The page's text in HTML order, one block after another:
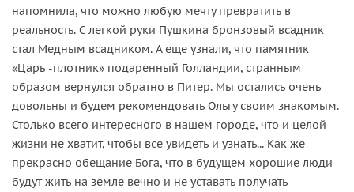
напомнила, что можно любую мечту превратить в
реальность. С легкой руки Пушкина бронзовый всадник
стал Медным всадником. А еще узнали, что памятник
«Царь -плотник» подаренный Голландии, странным
образом вернулся обратно в Питер. Мы остались очень
довольны и будем рекомендовать Ольгу своим знакомым.
Столько всего интересного в нашем городе, что и целой
жизни не хватит, чтобы все увидеть и узнать... Как же
прекрасно обещание Бога, что в будущем хорошие люди
будут жить на земле вечно и не уставать получать